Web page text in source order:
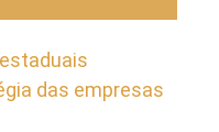
das empresas